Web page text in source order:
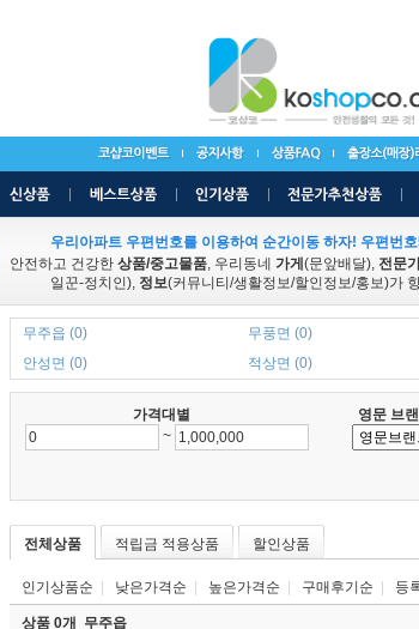
우리아파트 우편번호를 이용하여 순간이동 하자! 우편번
안전하고 건강한 상품/중고물품, 우리동네 가게 (문앞배달), 전문
일꾼-정치인), 정보(커뮤니티/생활정보/할인정보/홍보)가
무주읍 (0) 무풍면 (0)
안성면 (0)
적상면 (0)
가격대별
영문 브
~
전체상품 적립금 적용상품 할인상품
인기상품순 낮은가격순 높은가격순 구매후기순 등
상품 0개 무주읍